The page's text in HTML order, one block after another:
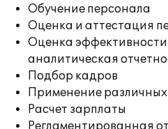
Обучение персонала
Оценка и аттестация
Оценка
аналитическая
Подбор кадров
Применение
Расчет зарплаты
Регламентированная